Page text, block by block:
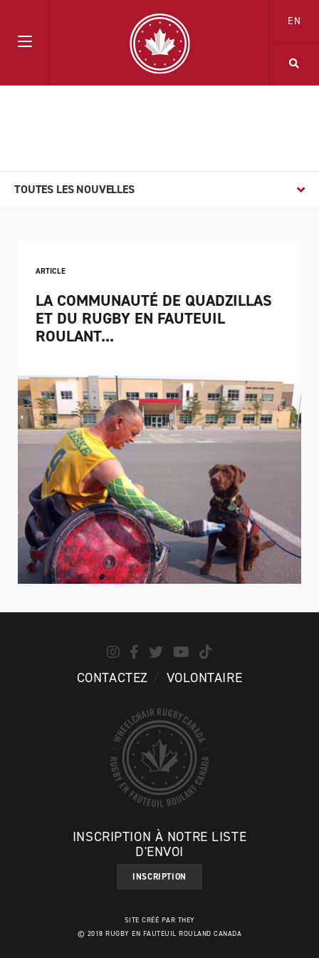
EN
TOUTES LES NOUVELLES
ARTICLE
LA COMMUNAUTÉ DE QUADZILLAS
ET DU RUGBY EN FAUTEUIL
ROULANT...
CONTACTEZ VOLONTAIRE
INSCRIPTION À NOTRE LISTE
D'ENVOI
INSCRIPTION
SITE CRÉÉ PAR THEY
© 2018 RUGBY EN FAUTEUIL ROULAND CANADA